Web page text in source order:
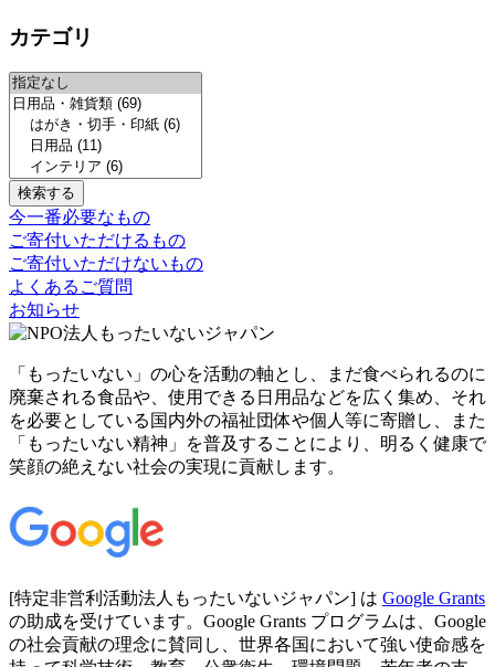
カテゴリ
今一番必要なもの
ご寄付いただけるもの
ご寄付いただけないもの
よくあるご質問
お知らせ
「もったいない」の心を活動の軸とし、まだ食べられるのに
廃棄される食品や、使用できる日用品などを広く集め、それ
を必要としている国内外の福祉団体や個人等に寄贈し、また
「もったいない精神」を普及することにより、明るく健康で
笑顔の絶えない社会の実現に貢献します。
[特定非営利活動法人もったいないジャパン] は Google Grants
の助成を受けています。Google Grants プログラムは、Google
の社会貢献の理念に賛同し、世界各国において強い使命感を